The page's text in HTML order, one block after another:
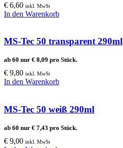
€ 6,60 inkl. MwSt
In den Warenkorb
MS-Tec 50 transparent 290ml
ab 60 nur € 8,09 pro Stück.
€ 9,80 inkl. MwSt
In den Warenkorb
MS-Tec 50 weiß 290ml
ab 60 nur € 7,43 pro Stück.
€ 9,00 inkl. MwSt